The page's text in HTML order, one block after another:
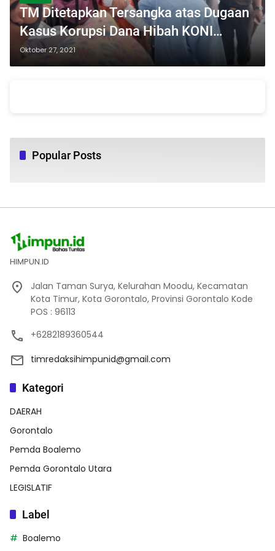
TM Ditetapkan Tersangka atas Dugaan
Kasus Korupsi Dana Hibah KONI
Boalemo
Oktober 27, 2021
Popular Posts
HIMPUN.ID
Jalan Taman Surya, Kelurahan Moodu, Kecamatan
Kota Timur, Kota Gorontalo, Provinsi Gorontalo Kode
POS : 96113
+6282189360544
timredaksihimpunid@gmail.com
Kategori
DAERAH
Gorontalo
Pemda Boalemo
Pemda Gorontalo Utara
LEGISLATIF
Label
Boalemo